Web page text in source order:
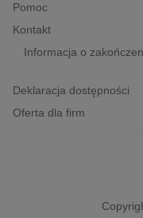
Pomoc
Kontakt
Informacja o
Deklaracja dostępności
Oferta dla firm